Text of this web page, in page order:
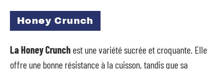
Honey Crunch
La Honey Crunch est une variété sucrée et croquante. Elle
offre une bonne résistance à la cuisson, tandis que sa